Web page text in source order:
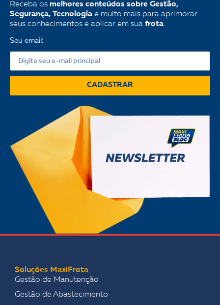
Receba os melhores conteúdos sobre Gestão,
Segurança, Tecnologia e muito mais para aprimorar
seus conhecimentos e aplicar em sua frota.
Seu email:
CADASTRAR
Soluções MaxiFrota
Gestão de Manutenção
Gestão de Abastecimento